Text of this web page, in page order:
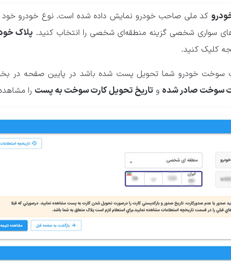
کد ملی صاحب خودرو نمایش داده شده است. نوع خودرو خود
سواری شخصی گزینه منطقه‌ای شخصی را انتخاب کنید. پلاک
کلیک کنید.
سوخت خودرو شما تحویل پست شده باشد در پایین صفحه در
سوخت صادر شده و تاریخ تحویل کارت سوخت به پست را